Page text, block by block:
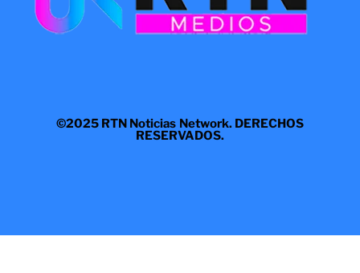
©2025 RTN Noticias Network. DERECHOS
RESERVADOS.